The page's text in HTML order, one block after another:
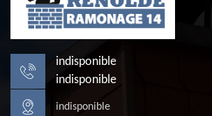
indisponible
indisponible
indisponible